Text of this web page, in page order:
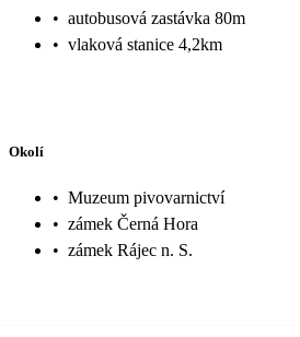
• autobusová zastávka 80m
• vlaková stanice 4,2km
Okolí
• Muzeum pivovarnictví
• zámek Černá Hora
• zámek Rájec n. S.